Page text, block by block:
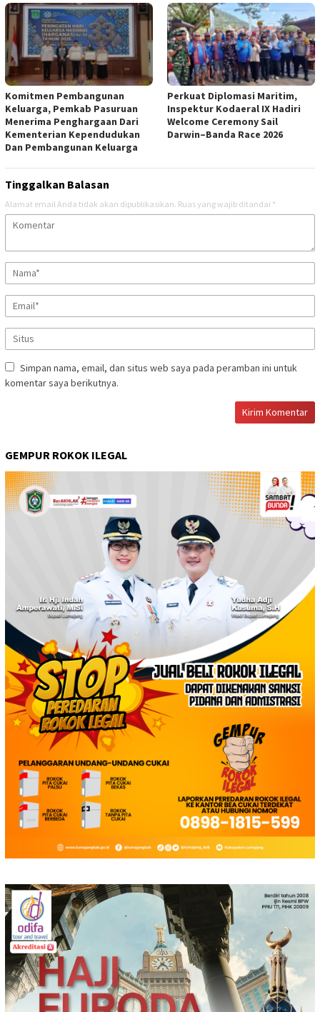
Komitmen Pembangunan
Keluarga, Pemkab Pasuruan
Menerima Penghargaan Dari
Kementerian Kependudukan
Dan Pembangunan Keluarga
Perkuat Diplomasi Maritim,
Inspektur Kodaeral IX Hadiri
Welcome Ceremony Sail
Darwin–Banda Race 2026
Tinggalkan Balasan
Alamat email Anda tidak akan dipublikasikan. Ruas yang wajib ditandai *
Simpan nama, email, dan situs web saya pada peramban ini untuk
komentar saya berikutnya.
GEMPUR ROKOK ILEGAL